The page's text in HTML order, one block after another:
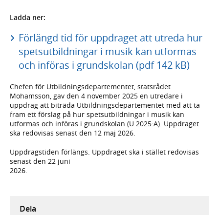
Ladda ner:
Förlängd tid för uppdraget att utreda hur
spetsutbildningar i musik kan utformas
och införas i grundskolan (pdf 142 kB)
Chefen för Utbildningsdepartementet, statsrådet
Mohamsson, gav den 4 november 2025 en utredare i
uppdrag att biträda Utbildningsdepartementet med att ta
fram ett förslag på hur spetsutbildningar i musik kan
utformas och införas i grundskolan (U 2025:A). Uppdraget
ska redovisas senast den 12 maj 2026.
Uppdragstiden förlängs. Uppdraget ska i stället redovisas
senast den 22 juni
2026.
Dela